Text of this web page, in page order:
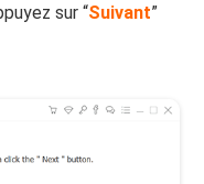
sur “Suivant”